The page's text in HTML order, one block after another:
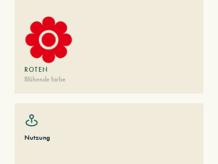
ROTEN
Blühende farbe
Nutzung